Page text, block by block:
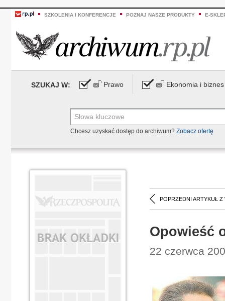
SZKOLENIA I KONFERENCJE POZNAJ NASZE PRODUKTY E-
SZUKAJ W: Prawo Ekonomia i biznes
Chcesz uzyskać dostęp do archiwum? Zobacz ofertę
POPRZEDNI ARTYKUŁ Z
Opowieść
22 czerwca